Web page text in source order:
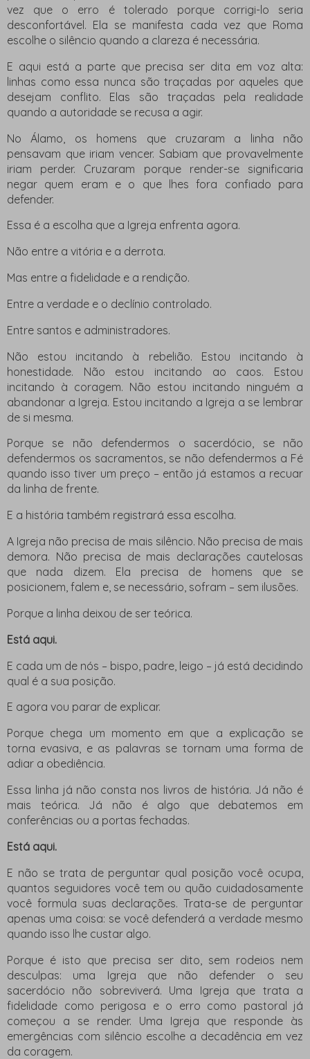
vez que o erro é tolerado porque corrigi-lo seria
desconfortável. Ela se manifesta cada vez que Roma
escolhe o silêncio quando a clareza é necessária.
E aqui está a parte que precisa ser dita em voz alta:
linhas como essa nunca são traçadas por aqueles que
desejam conflito. Elas são traçadas pela realidade
quando a autoridade se recusa a agir.
No Álamo, os homens que cruzaram a linha não
pensavam que iriam vencer. Sabiam que provavelmente
iriam perder. Cruzaram porque render-se significaria
negar quem eram e o que lhes fora confiado para
defender.
Essa é a escolha que a Igreja enfrenta agora.
Não entre a vitória e a derrota.
Mas entre a fidelidade e a rendição.
Entre a verdade e o declínio controlado.
Entre santos e administradores.
Não estou incitando à rebelião. Estou incitando à
honestidade. Não estou incitando ao caos. Estou
incitando à coragem. Não estou incitando ninguém a
abandonar a Igreja. Estou incitando a Igreja a se lembrar
de si mesma.
Porque se não defendermos o sacerdócio, se não
defendermos os sacramentos, se não defendermos a Fé
quando isso tiver um preço – então já estamos a recuar
da linha de frente.
E a história também registrará essa escolha.
A Igreja não precisa de mais silêncio. Não precisa de mais
demora. Não precisa de mais declarações cautelosas
que nada dizem. Ela precisa de homens que se
posicionem, falem e, se necessário, sofram – sem ilusões.
Porque a linha deixou de ser teórica.
Está aqui.
E cada um de nós – bispo, padre, leigo – já está decidindo
qual é a sua posição.
E agora vou parar de explicar.
Porque chega um momento em que a explicação se
torna evasiva, e as palavras se tornam uma forma de
adiar a obediência.
Essa linha já não consta nos livros de história. Já não é
mais teórica. Já não é algo que debatemos em
conferências ou a portas fechadas.
Está aqui.
E não se trata de perguntar qual posição você ocupa,
quantos seguidores você tem ou quão cuidadosamente
você formula suas declarações. Trata-se de perguntar
apenas uma coisa: se você defenderá a verdade mesmo
quando isso lhe custar algo.
Porque é isto que precisa ser dito, sem rodeios nem
desculpas: uma Igreja que não defender o seu
sacerdócio não sobreviverá. Uma Igreja que trata a
fidelidade como perigosa e o erro como pastoral já
começou a se render. Uma Igreja que responde às
emergências com silêncio escolhe a decadência em vez
da coragem.